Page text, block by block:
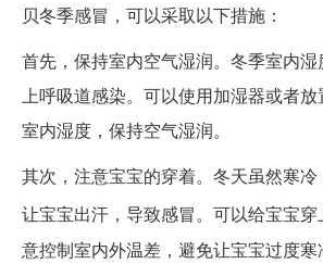
贝冬季感冒，可以采取以下措施：
首先，保持室内空气湿润。冬季室内
上呼吸道感染。可以使用加湿器或者
室内湿度，保持空气湿润。
其次，注意宝宝的穿着。冬天虽然寒
让宝宝出汗，导致感冒。可以给宝宝穿
意控制室内外温差，避免让宝宝过度寒